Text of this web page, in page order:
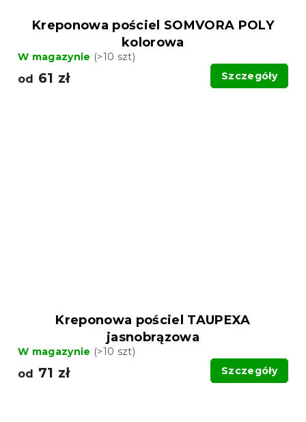
Kreponowa pościel SOMVORA POLY
kolorowa
W magazynie (>10 szt)
od 61 zł Szczegóły
Kreponowa pościel TAUPEXA
jasnobrązowa
W magazynie (>10 szt)
od 71 zł Szczegóły